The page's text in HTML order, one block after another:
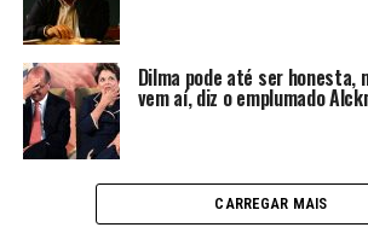
Dilma pode até ser honesta,
vem aí, diz o emplumado
CARREGAR MAIS